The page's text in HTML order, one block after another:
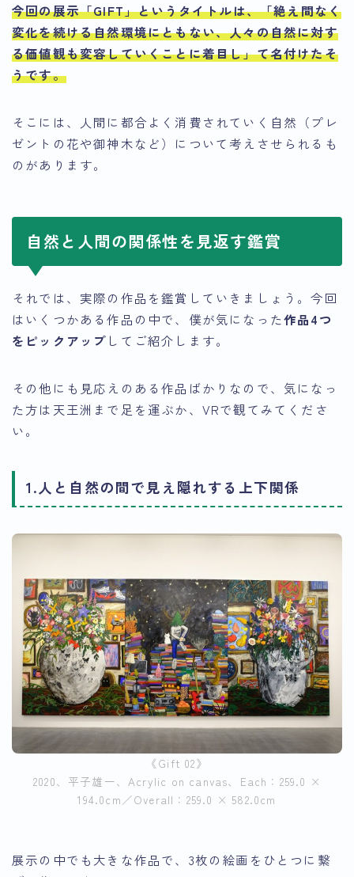
今回の展示「GIFT」というタイトルは、「絶え間なく
変化を続ける自然環境にともない、人々の自然に対す
る価値観も変容していくことに着目し」て名付けたそ
うです。
そこには、人間に都合よく消費されていく自然（プレ
ゼントの花や御神木など）について考えさせられるも
のがあります。
自然と人間の関係性を見返す鑑賞
それでは、実際の作品を鑑賞していきましょう。今回
はいくつかある作品の中で、僕が気になった作品4つ
をピックアップ してご紹介します。
その他にも見応えのある作品ばかりなので、気になっ
た方は天王洲まで足を運ぶか、VRで観てみてくださ
い。
1.人と自然の間で見え隠れする上下関係
《Gift 02》
2020、平子雄一、Acrylic on canvas、Each：259.0 ×
194.0cm／Overall：259.0 × 582.0cm
展示の中でも大きな作品で、3枚の絵画をひとつに繋